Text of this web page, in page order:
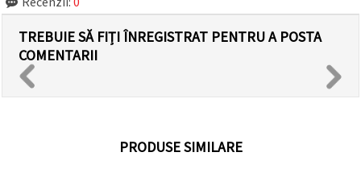
TREBUIE SĂ FIȚI ÎNREGISTRAT PENTRU A POSTA
COMENTARII
PRODUSE SIMILARE